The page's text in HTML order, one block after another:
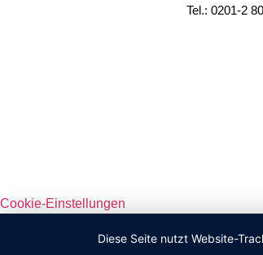
Tel.: 0201-2
Cookie-Einstellungen
Diese Seite nutzt Website-